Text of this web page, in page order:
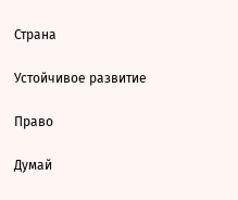
Страна
Устойчивое развитие
Право
Думай